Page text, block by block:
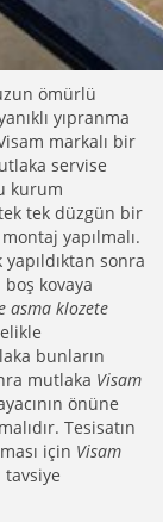
ömürlü
yıpranma
markalı bir
servise
kurum
tek düzgün bir
yapılmalı.
sonra
kovaya
asma klozete
bunların
mutlaka Visam
önüne
Tesisatın
için Visam
tavsiye